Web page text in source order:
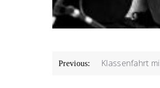
Previous: Klassenfahrt